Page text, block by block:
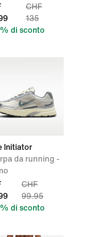
CHF
135
di sconto
Initiator
da running -
CHF
99.95
di sconto